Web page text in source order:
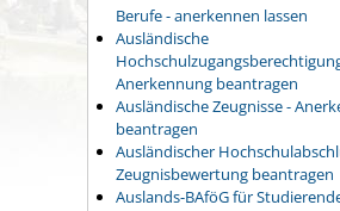
Berufe - anerkennen lassen
Ausländische
Anerkennung beantragen
Ausländische Zeugnisse -
beantragen
Ausländischer
Zeugnisbewertung beantragen
Auslands-BAföG für